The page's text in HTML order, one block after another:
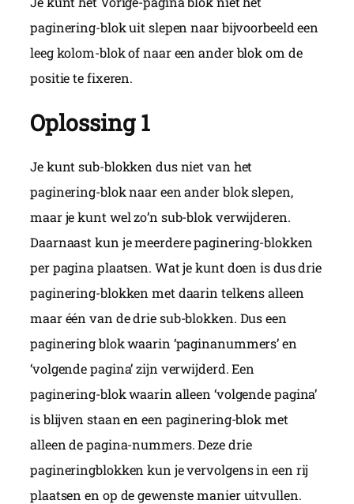
paginering-blok uit slepen naar bijvoorbeeld een
leeg kolom-blok of naar een ander blok om de
positie te fixeren.
Oplossing 1
Je kunt sub-blokken dus niet van het
paginering-blok naar een ander blok slepen,
maar je kunt wel zo’n sub-blok verwijderen.
Daarnaast kun je meerdere paginering-blokken
per pagina plaatsen. Wat je kunt doen is dus drie
paginering-blokken met daarin telkens alleen
maar één van de drie sub-blokken. Dus een
paginering blok waarin ‘paginanummers’ en
‘volgende pagina’ zijn verwijderd. Een
paginering-blok waarin alleen ‘volgende pagina’
is blijven staan en een paginering-blok met
alleen de pagina-nummers. Deze drie
pagineringblokken kun je vervolgens in een rij
plaatsen en op de gewenste manier uitvullen.